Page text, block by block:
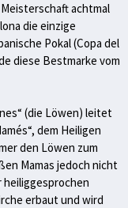
achtmal
die einzige
Pokal (Copa del
diese Bestmarke vom
(die Löwen) leitet
dem Heiligen
den Löwen zum
Mamas jedoch nicht
erbaut und wird